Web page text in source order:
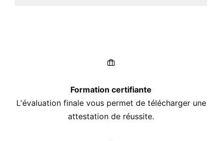
Formation certifiante
L'évaluation finale vous permet de télécharger une
attestation de réussite.